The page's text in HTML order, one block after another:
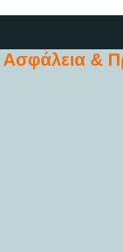
Ασφάλεια &